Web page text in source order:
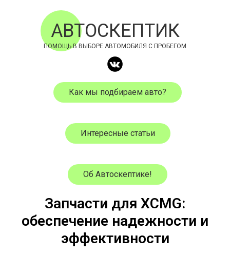
АВТОСКЕПТИК
ПОМОЩЬ В ВЫБОРЕ АВТОМОБИЛЯ С ПРОБЕГОМ
Как мы подбираем авто?
Интересные статьи
Об Автоскептике!
Запчасти для XCMG:
обеспечение надежности и
эффективности